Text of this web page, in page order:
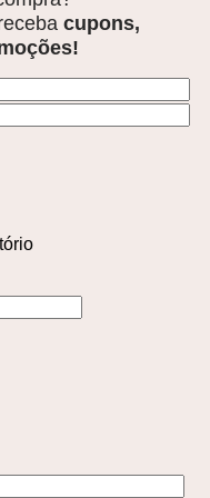
cupons,